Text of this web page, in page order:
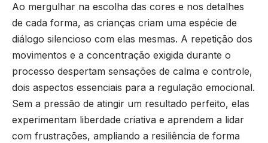
Ao mergulhar na escolha das cores e nos detalhes
de cada forma, as crianças criam uma espécie de
diálogo silencioso com elas mesmas. A repetição dos
movimentos e a concentração exigida durante o
processo despertam sensações de calma e controle,
dois aspectos essenciais para a regulação emocional.
Sem a pressão de atingir um resultado perfeito, elas
experimentam liberdade criativa e aprendem a lidar
com frustrações, ampliando a resiliência de forma